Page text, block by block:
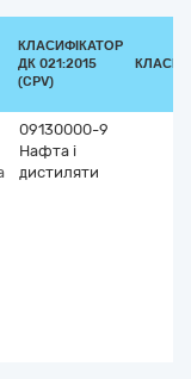
КЛАСИФІКАТОР
ДК 021:2015
(CPV)
09130000-9
Нафта і
дистиляти